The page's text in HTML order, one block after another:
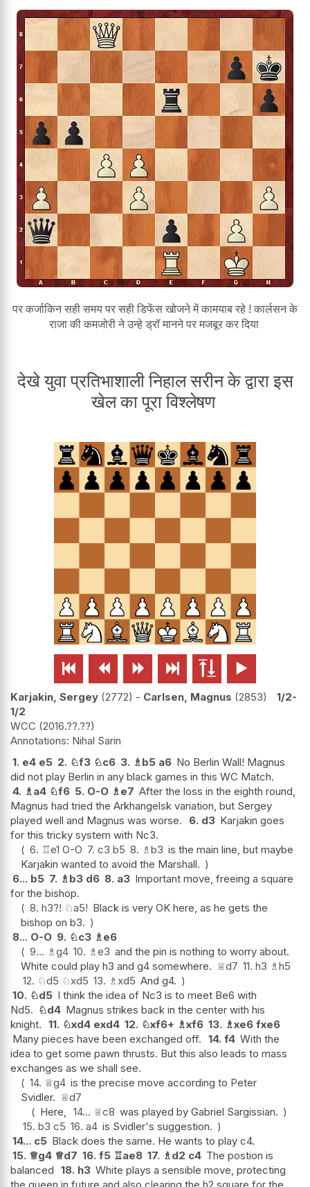
पर कर्जाकिन सही समय पर सही डिफेंस खोजने में कामयाब रहे ! कार्लसन के
राजा की कमजोरी ने उन्हे ड्रॉ मानने पर मजबूर कर दिया
देखे युवा प्रतिभाशाली निहाल सरीन के द्वारा इस
खेल का पूरा विश्लेषण
     
Karjakin, Sergey 2772 - Carlsen, Magnus 2853
1/2-
1/2
WCC 2016.??.??
Nihal Sarin
1. e4 e5 2. ♘f3 ♘c6 3. ♗b5 a6 No Berlin Wall! Magnus
did not play Berlin in any black games in this WC Match.
4. ♗a4 ♘f6 5. O-O ♗e7 After the loss in the eighth round,
Magnus had tried the Arkhangelsk variation, but Sergey
played well and Magnus was worse.
6. d3 Karjakin goes
for this tricky system with Nc3.
6. ♖e1 O-O 7. c3 b5 8. ♗b3 is the main line, but maybe
Karjakin wanted to avoid the Marshall.
6... b5 7. ♗b3 d6 8. a3 Important move, freeing a square
for the bishop.
8. h3?! ♘a5! Black is very OK here, as he gets the
bishop on b3.
8... O-O 9. ♘c3 ♗e6
9... ♗g4 10. ♗e3 and the pin is nothing to worry about.
White could play h3 and g4 somewhere. ♕d7 11. h3 ♗h5
12. ♘d5 ♘xd5 13. ♗xd5 And g4.
10. ♘d5 I think the idea of Nc3 is to meet Be6 with
Nd5. ♘d4 Magnus strikes back in the center with his
knight. 11. ♘xd4 exd4 12. ♘xf6+ ♗xf6 13. ♗xe6 fxe6
Many pieces have been exchanged off. 14. f4 With the
idea to get some pawn thrusts. But this also leads to mass
exchanges as we shall see.
14. ♕g4 is the precise move according to Peter
Svidler. ♕d7
Here, 14... ♕c8 was played by Gabriel Sargissian.
15. b3 c5 16. a4 is Svidler's suggestion.
14... c5 Black does the same. He wants to play c4.
15. ♕g4 ♕d7 16. f5 ♖ae8 17. ♗d2 c4 The postion is
balanced 18. h3 White plays a sensible move, protecting